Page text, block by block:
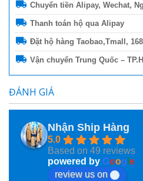
Chuyển tiền Alipay, Wechat,
Thanh toán hộ qua Alipay
Đặt hộ hàng Taobao,Tmall,
Vận chuyển Trung Quốc –
ĐÁNH GIÁ
Nhận Ship Hàng
5.0
Based on 49 reviews
powered by Goog e
review us on